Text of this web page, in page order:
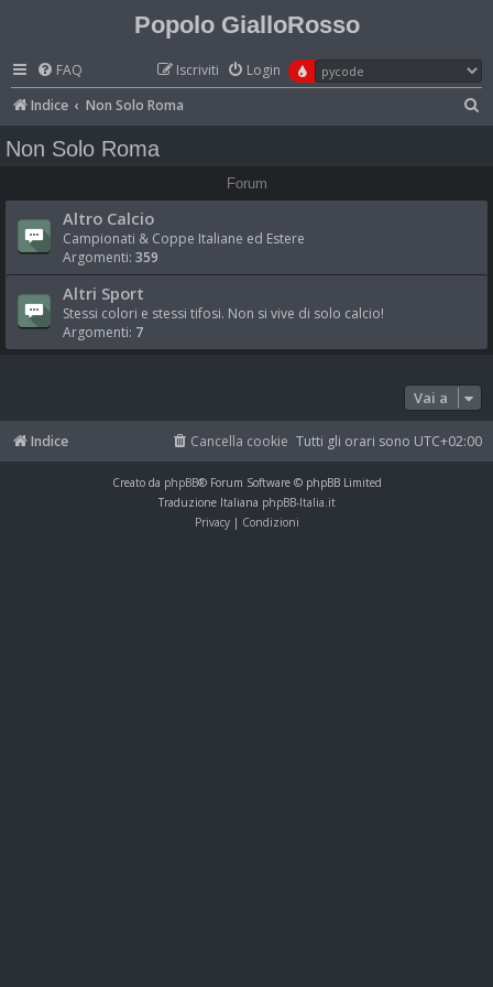
Popolo GialloRosso
FAQ Login
Iscriviti
Indice
Non Solo Roma
Non Solo Roma
Forum
Altro Calcio
Campionati & Coppe Italiane ed Estere
Argomenti: 359
Altri Sport
Stessi colori e stessi tifosi. Non si vive di solo calcio!
Argomenti: 7
Vai a
Indice Tutti gli orari sono UTC+02:00
Cancella cookie
Creato da phpBB® Forum Software © phpBB Limited
Traduzione Italiana phpBB-Italia.it
Privacy| Condizioni